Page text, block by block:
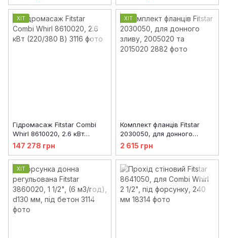
ХІТ
Гідромасаж Fitstar Combi
Whirl 8610020, 2.6 кВт
(220/380 В)
147 278 грн
ХІТ
Комплект фланців Fitstar
2030050, для донного
зливу, 2005020 та 2015020
2 615 грн
ХІТ